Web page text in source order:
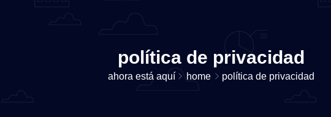
política de privacidad
ahora está aquí home política de privacidad